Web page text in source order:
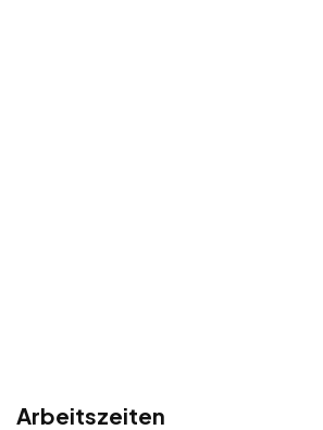
Arbeitszeiten